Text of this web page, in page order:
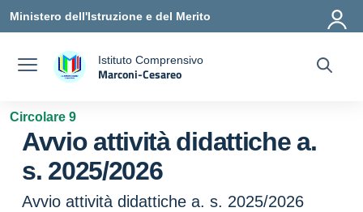
Ministero dell'Istruzione e del Merito
Istituto Comprensivo
Marconi-Cesareo
Circolare 9
Avvio attività didattiche a.
s. 2025/2026
Avvio attività didattiche a. s. 2025/2026